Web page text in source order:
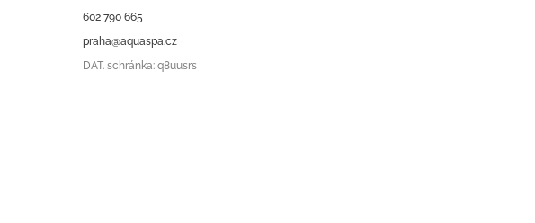
602 790 665
praha@aquaspa.cz
DAT. schránka: q8uusrs